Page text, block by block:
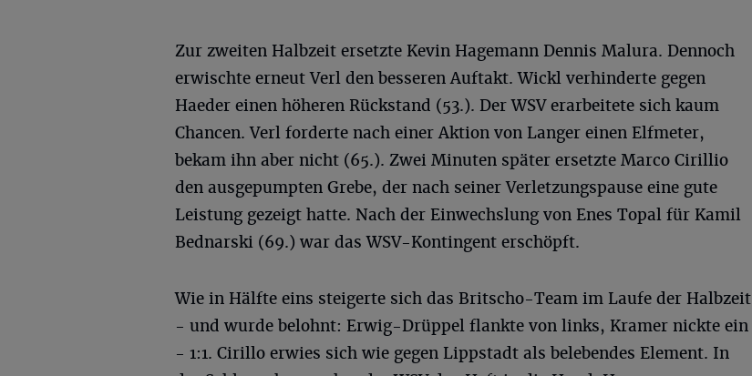
Zur zweiten Halbzeit ersetzte Kevin Hagemann Dennis Malura. Dennoch
erwischte erneut Verl den besseren Auftakt. Wickl verhinderte gegen
Haeder einen höheren Rückstand (53.). Der WSV erarbeitete sich kaum
Chancen. Verl forderte nach einer Aktion von Langer einen Elfmeter,
bekam ihn aber nicht (65.). Zwei Minuten später ersetzte Marco Cirillio
den ausgepumpten Grebe, der nach seiner Verletzungspause eine gute
Leistung gezeigt hatte. Nach der Einwechslung von Enes Topal für Kamil
Bednarski (69.) war das WSV-Kontingent erschöpft.
Wie in Hälfte eins steigerte sich das Britscho-Team im Laufe der Halbzeit
- und wurde belohnt: Erwig-Drüppel flankte von links, Kramer nickte ein
- 1:1. Cirillo erwies sich wie gegen Lippstadt als belebendes Element. In